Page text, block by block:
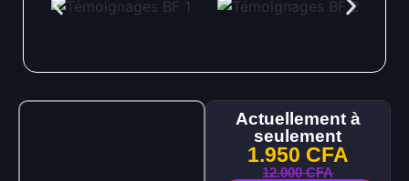
Actuellement à
seulement
1.950 CFA
12.000CFA